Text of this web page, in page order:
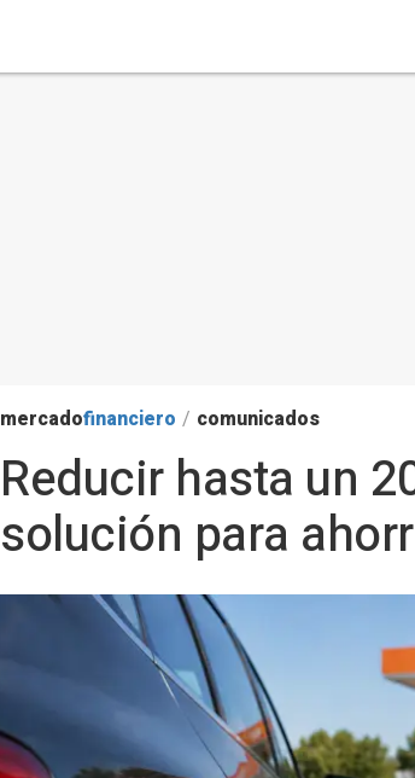
mercadofinanciero / comunicados
Reducir hasta un
solución para